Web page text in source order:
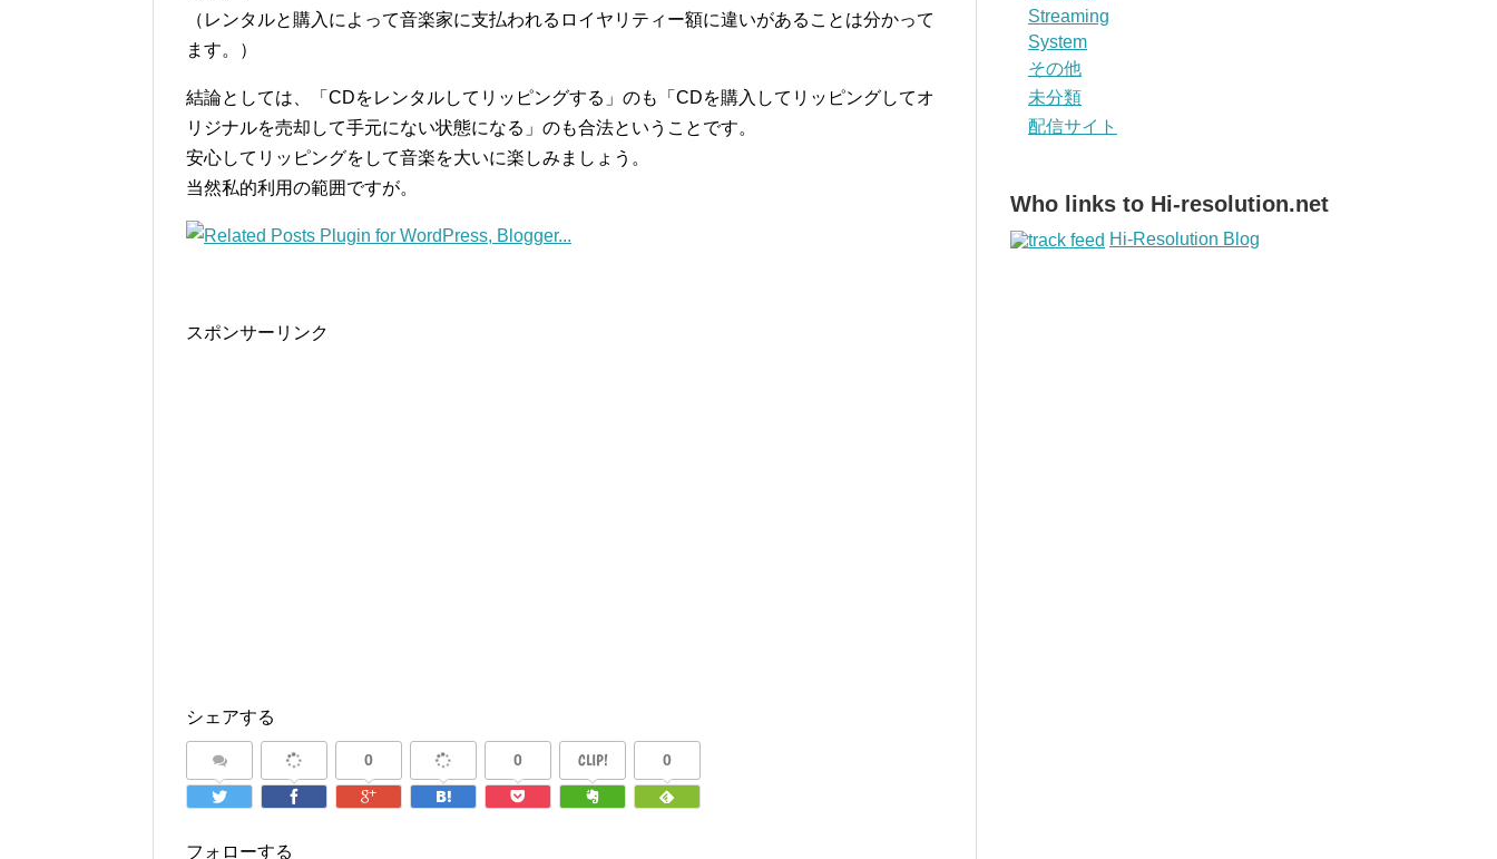
（レンタルと購入によって音楽家に支払われるロイヤリティー額に違いがあることは分かって
ます。）
結論としては、「CDをレンタルしてリッピングする」のも「CDを購入してリッピングしてオ
リジナルを売却して手元にない状態になる」のも合法ということです。
安心してリッピングをして音楽を大いに楽しみましょう。
当然私的利用の範囲ですが。
スポンサーリンク
シェアする
0 0 CLIP! 0
フォローする
Streaming
System
その他
未分類
配信サイト
Who links to Hi-resolution.net
Hi-Resolution Blog